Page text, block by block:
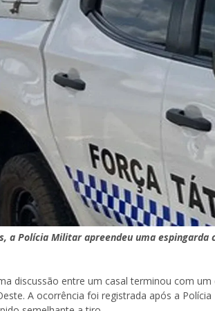
a Polícia Militar apreendeu uma
discussão entre um casal terminou com
A ocorrência foi registrada após a